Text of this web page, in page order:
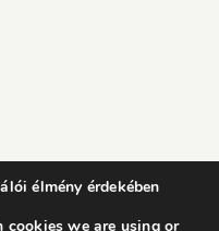
élmény érdekében
cookies we are using or